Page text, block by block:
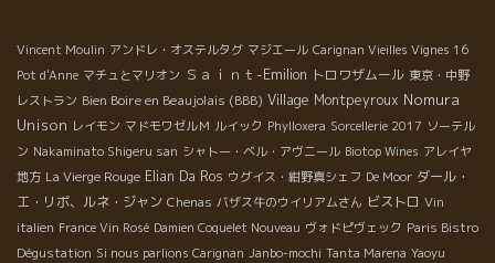
Vincent Moulin アンドレ・オステルタグ マジエール Carignan Vieilles Vignes 16
Pot d'Anne マチュとマリオン Ｓａｉｎｔ-Emilion トロワザムール 東京・中野
レストラン Bien Boire en Beaujolais (BBB) Village Montpeyroux Nomura
Unison レイモン マドモワゼルＭ ルイック Phylloxera Sorcellerie 2017 ソーテル
ン Nakaminato Shigeru san シャトー・ベル・アヴニール Biotop Wines アレイヤ
地方 La Vierge Rouge Elian Da Ros ウグイス・紺野真シェフ De Moor ダール・
エ・リボ、ルネ・ジャン Chenas バザス牛のウイリアムさん ビストロ Vin
italien France Vin Rosé Damien Coquelet Nouveau ヴォドピヴェック Paris Bistro
Dégustation Si nous parlions Carignan Janbo-mochi Tanta Marena Yaoyu